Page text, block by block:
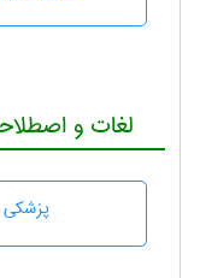
لغات و
پزشكی